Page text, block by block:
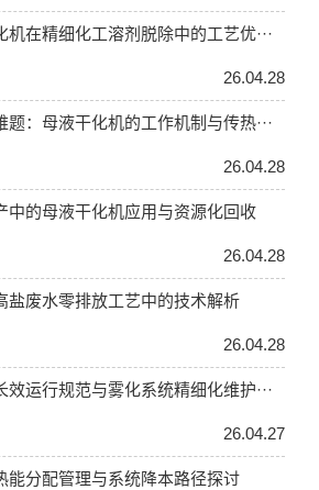
在精细化工溶剂脱除中的工艺优···
26.04.28
：母液干化机的工作机制与传热···
26.04.28
中的母液干化机应用与资源化回收
26.04.28
盐废水零排放工艺中的技术解析
26.04.28
运行规范与雾化系统精细化维护···
26.04.27
能分配管理与系统降本路径探讨